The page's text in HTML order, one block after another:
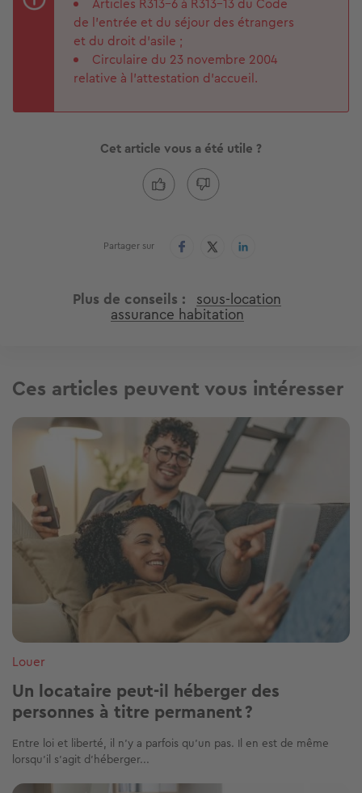
Articles R313-6 à R313-13 du Code
de l'entrée et du séjour des étrangers
et du droit d'asile ;
Circulaire du 23 novembre 2004
relative à l'attestation d'accueil.
Cet article vous a été utile ?
Partager sur
Plus de conseils sous-location
assurance habitation
Ces articles peuvent vous intéresser
Image
Louer
Un locataire peut-il héberger des
personnes à titre permanent ?
Entre loi et liberté, il n'y a parfois qu'un pas. Il en est de même
lorsqu'il s'agit d'héberger...